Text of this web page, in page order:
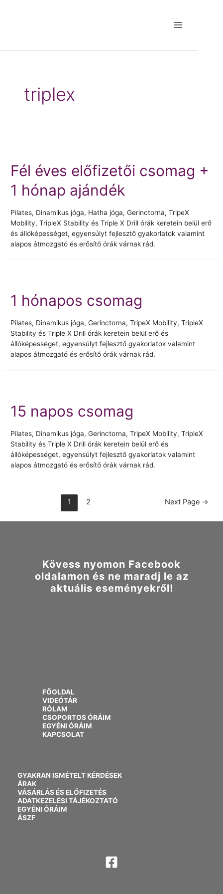
triplex
Fél éves előfizetői csomag +
1 hónap ajándék
Pilates, Dinamikus jóga, Hatha jóga, Gerinctorna, TripeX
Mobility, TripleX Stability és Triple X Drill órák keretein belül erő
és állóképességet, egyensúlyt fejlesztő gyakorlatok valamint
alapos átmozgató és erősítő órák várnak rád.
1 hónapos csomag
Pilates, Dinamikus jóga, Gerinctorna, TripeX Mobility, TripleX
Stability és Triple X Drill órák keretein belül erő és
állóképességet, egyensúlyt fejlesztő gyakorlatok valamint
alapos átmozgató és erősítő órák várnak rád.
15 napos csomag
Pilates, Dinamikus jóga, Gerinctorna, TripeX Mobility, TripleX
Stability és Triple X Drill órák keretein belül erő és
állóképességet, egyensúlyt fejlesztő gyakorlatok valamint
alapos átmozgató és erősítő órák várnak rád.
1 2 Next Page →
Kövess nyomon Facebook
oldalamon és ne maradj le az
aktuális eseményekről!
FŐOLDAL
VIDEÓTÁR
RÓLAM
CSOPORTOS ÓRÁIM
EGYÉNI ÓRÁIM
KAPCSOLAT
GYAKRAN ISMÉTELT KÉRDÉSEK
ÁRAK
VÁSÁRLÁS ÉS ELŐFIZETÉS
ADATKEZELÉSI TÁJÉKOZTATÓ
EGYÉNI ÓRÁIM
ÁSZF